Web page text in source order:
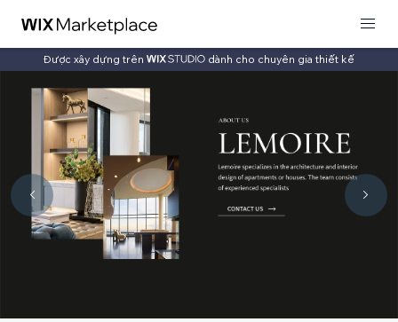
Được xây dựng trên dành cho chuyên gia thiết kế